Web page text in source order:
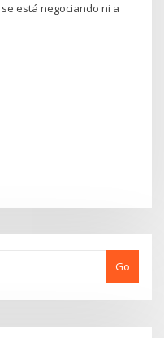
está negociando ni a
Go